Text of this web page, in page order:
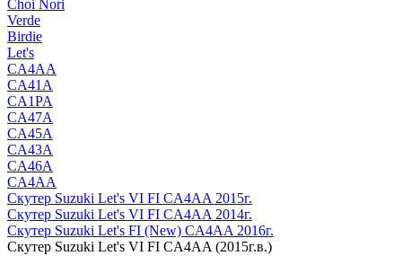
Choi Nori
Verde
Birdie
Let's
CA4AA
CA41A
CA1PA
CA47A
CA45A
CA43A
CA46A
CA4AA
Скутер Suzuki Let's VI FI CA4AA 2015г.
Скутер Suzuki Let's VI FI CA4AA 2014г.
Скутер Suzuki Let's FI (New) CA4AA 2016г.
Скутер Suzuki Let's VI FI CA4AA (2015г.в.)